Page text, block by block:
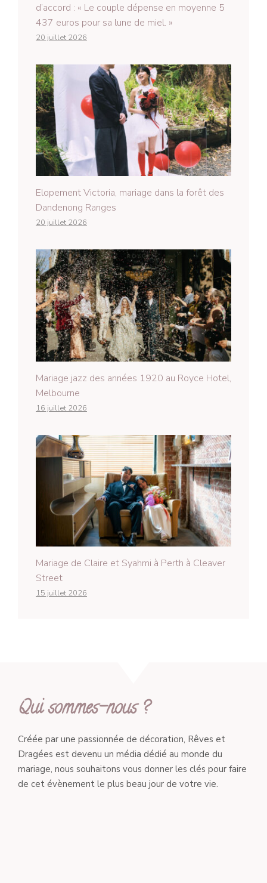
d’accord : « Le couple dépense en moyenne 5
437 euros pour sa lune de miel. »
20 juillet 2026
Elopement Victoria, mariage dans la forêt des
Dandenong Ranges
20 juillet 2026
Mariage jazz des années 1920 au Royce Hotel,
Melbourne
16 juillet 2026
Mariage de Claire et Syahmi à Perth à Cleaver
Street
15 juillet 2026
Qui sommes-nous ?
Créée par une passionnée de décoration, Rêves et
Dragées est devenu un média dédié au monde du
mariage, nous souhaitons vous donner les clés pour faire
de cet évènement le plus beau jour de votre vie.